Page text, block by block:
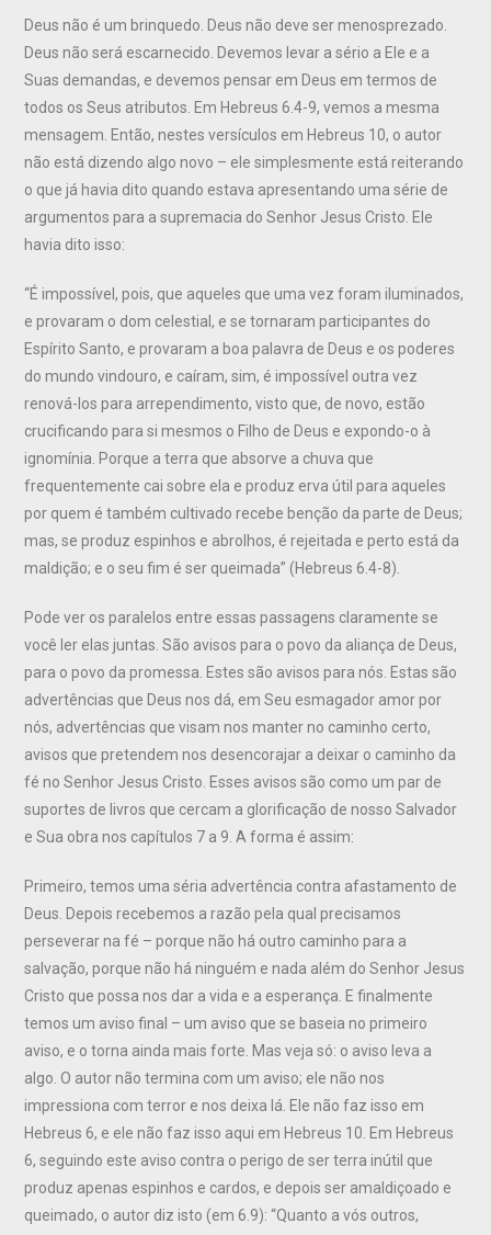
Deus não é um brinquedo. Deus não deve ser menosprezado.
Deus não será escarnecido. Devemos levar a sério a Ele e a
Suas demandas, e devemos pensar em Deus em termos de
todos os Seus atributos. Em Hebreus 6.4-9, vemos a mesma
mensagem. Então, nestes versículos em Hebreus 10, o autor
não está dizendo algo novo – ele simplesmente está reiterando
o que já havia dito quando estava apresentando uma série de
argumentos para a supremacia do Senhor Jesus Cristo. Ele
havia dito isso:
“É impossível, pois, que aqueles que uma vez foram iluminados,
e provaram o dom celestial, e se tornaram participantes do
Espírito Santo, e provaram a boa palavra de Deus e os poderes
do mundo vindouro, e caíram, sim, é impossível outra vez
renová-los para arrependimento, visto que, de novo, estão
crucificando para si mesmos o Filho de Deus e expondo-o à
ignomínia. Porque a terra que absorve a chuva que
frequentemente cai sobre ela e produz erva útil para aqueles
por quem é também cultivado recebe benção da parte de Deus;
mas, se produz espinhos e abrolhos, é rejeitada e perto está da
maldição; e o seu fim é ser queimada” (Hebreus 6.4-8).
Pode ver os paralelos entre essas passagens claramente se
você ler elas juntas. São avisos para o povo da aliança de Deus,
para o povo da promessa. Estes são avisos para nós. Estas são
advertências que Deus nos dá, em Seu esmagador amor por
nós, advertências que visam nos manter no caminho certo,
avisos que pretendem nos desencorajar a deixar o caminho da
fé no Senhor Jesus Cristo. Esses avisos são como um par de
suportes de livros que cercam a glorificação de nosso Salvador
e Sua obra nos capítulos 7 a 9. A forma é assim:
Primeiro, temos uma séria advertência contra afastamento de
Deus. Depois recebemos a razão pela qual precisamos
perseverar na fé – porque não há outro caminho para a
salvação, porque não há ninguém e nada além do Senhor Jesus
Cristo que possa nos dar a vida e a esperança. E finalmente
temos um aviso final – um aviso que se baseia no primeiro
aviso, e o torna ainda mais forte. Mas veja só: o aviso leva a
algo. O autor não termina com um aviso; ele não nos
impressiona com terror e nos deixa lá. Ele não faz isso em
Hebreus 6, e ele não faz isso aqui em Hebreus 10. Em Hebreus
6, seguindo este aviso contra o perigo de ser terra inútil que
produz apenas espinhos e cardos, e depois ser amaldiçoado e
queimado, o autor diz isto (em 6.9): “Quanto a vós outros,